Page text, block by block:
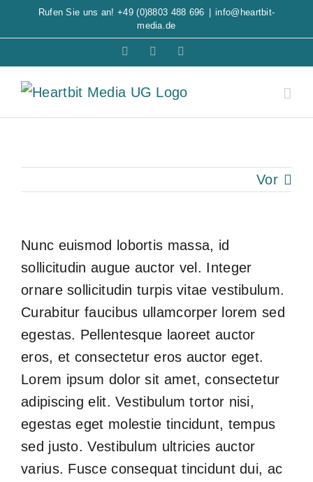
Rufen Sie uns an!+49 (0)8803 488 696
info@heartbit-
media.de
Barrierefreiheit
Facebook
Vor
Nunc euismod lobortis massa, id
sollicitudin augue auctor vel. Integer
ornare sollicitudin turpis vitae vestibulum.
Curabitur faucibus ullamcorper lorem sed
egestas. Pellentesque laoreet auctor
eros, et consectetur eros auctor eget.
Lorem ipsum dolor sit amet, consectetur
adipiscing elit. Vestibulum tortor nisi,
egestas eget molestie tincidunt, tempus
sed justo. Vestibulum ultricies auctor
varius. Fusce consequat tincidunt dui, ac